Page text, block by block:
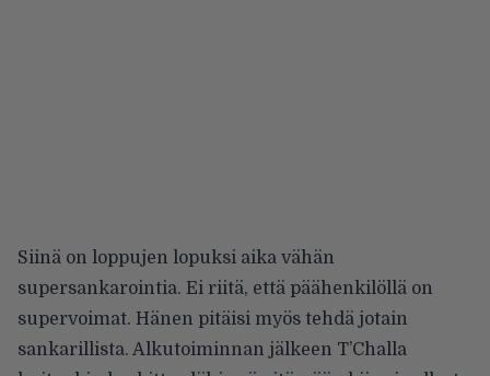
Siinä on loppujen lopuksi aika vähän
supersankarointia. Ei riitä, että päähenkilöllä on
supervoimat. Hänen pitäisi myös tehdä jotain
sankarillista. Alkutoiminnan jälkeen T’Challa